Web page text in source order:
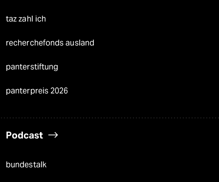
taz zahl ich
recherchefonds ausland
panterstiftung
panterpreis 2026
Podcast
bundestalk